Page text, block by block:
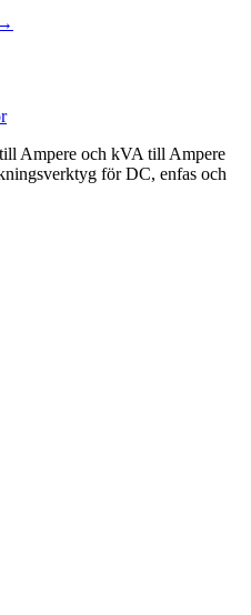
Ampere och kVA till Ampere
för DC, enfas och